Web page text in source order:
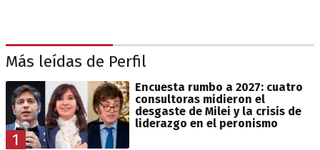
Más leídas de Perfil
1
Encuesta rumbo a 2027: cuatro
consultoras midieron el
desgaste de Milei y la crisis de
liderazgo en el peronismo